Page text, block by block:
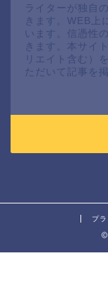
ライターが独自
きます。WEB上
います。信憑性
きます。本サイ
リエイト含む）
ただいて記事を
プ